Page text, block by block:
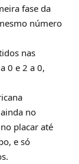
fase da
número
nas
0 e 2 a 0,
no
placar até
e só